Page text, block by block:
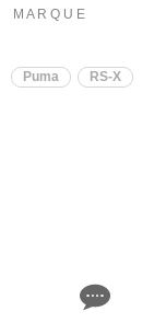
M A R Q U E
Puma RS-X